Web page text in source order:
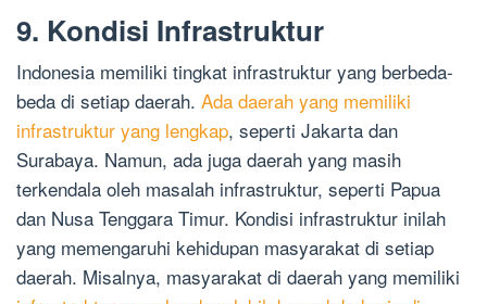
9. Kondisi Infrastruktur
Indonesia memiliki tingkat infrastruktur yang berbeda-
beda di setiap daerah. Ada daerah yang memiliki
infrastruktur yang lengkap, seperti Jakarta dan
Surabaya. Namun, ada juga daerah yang masih
terkendala oleh masalah infrastruktur, seperti Papua
dan Nusa Tenggara Timur. Kondisi infrastruktur inilah
yang memengaruhi kehidupan masyarakat di setiap
daerah. Misalnya, masyarakat di daerah yang memiliki